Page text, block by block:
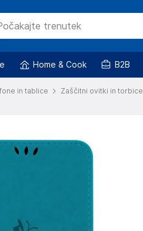
Home & Cook B2B
in tablice Zaščitni ovitki in torbice